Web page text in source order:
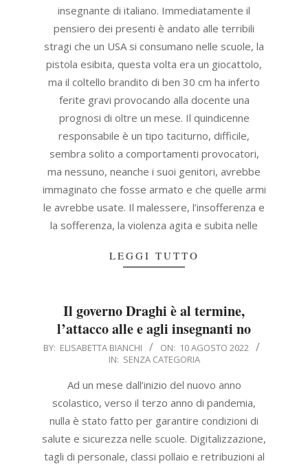
insegnante di italiano. Immediatamente il
pensiero dei presenti è andato alle terribili
stragi che un USA si consumano nelle scuole, la
pistola esibita, questa volta era un giocattolo,
ma il coltello brandito di ben 30 cm ha inferto
ferite gravi provocando alla docente una
prognosi di oltre un mese. Il quindicenne
responsabile è un tipo taciturno, difficile,
sembra solito a comportamenti provocatori,
ma nessuno, neanche i suoi genitori, avrebbe
immaginato che fosse armato e che quelle armi
le avrebbe usate. Il malessere, l’insofferenza e
la sofferenza, la violenza agita e subita nelle
LEGGI TUTTO
Il governo Draghi è al termine,
l’attacco alle e agli insegnanti no
2022-
BY: ELISABETTA BIANCHI ON: 10 AGOSTO 2022
IN: SENZA CATEGORIA
Ad un mese dall’inizio del nuovo anno
scolastico, verso il terzo anno di pandemia,
nulla è stato fatto per garantire condizioni di
salute e sicurezza nelle scuole. Digitalizzazione,
tagli di personale, classi pollaio e retribuzioni al